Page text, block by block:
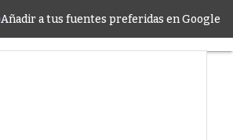
Añadir a tus fuentes preferidas en Google